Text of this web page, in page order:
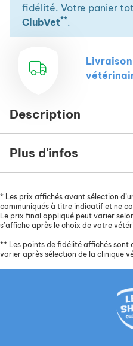
fidélité. Votre panier
ClubVet**.
Description
Plus d'infos
* Les prix affichés avant sélection
communiqués à titre indicatif et ne
Le prix final appliqué peut varier
s’affiche après le choix de votre
** Les points de fidélité affichés
varier après sélection de la clinique